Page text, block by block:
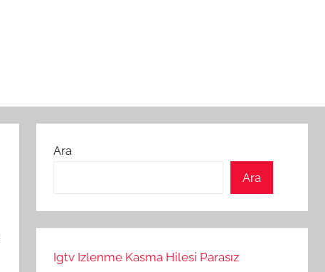
Ara
Ara
Igtv Izlenme Kasma Hilesi Parasız